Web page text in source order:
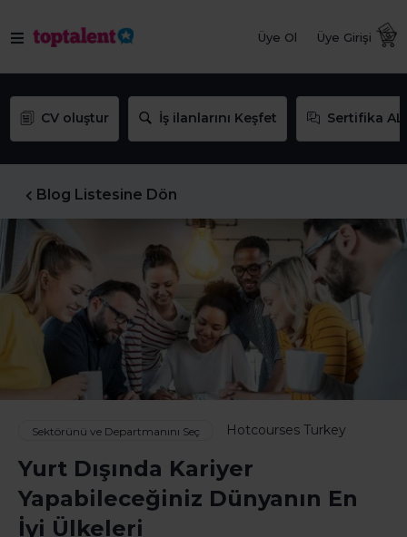
Üye Ol Üye Girişi
CV oluştur İş ilanlarını Keşfet Sertifika AL
Blog Listesine Dön
Sektörünü ve Departmanını Seç Hotcourses Turkey
Yurt Dışında Kariyer
Yapabileceğiniz Dünyanın En
İyi Ülkeleri